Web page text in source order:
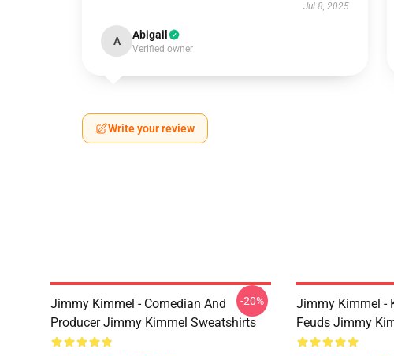
Jul 8, 2025
A Abigail
Verified owner
Write your review
Jimmy Kimmel - Comedian And
Producer Jimmy Kimmel Sweatshirts
-20%
Jimmy Kimmel -
Feuds Jimmy